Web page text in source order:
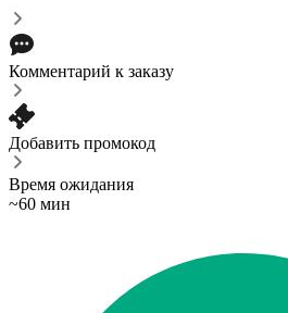
Комментарий к заказу
Добавить промокод
Время ожидания
~60 мин